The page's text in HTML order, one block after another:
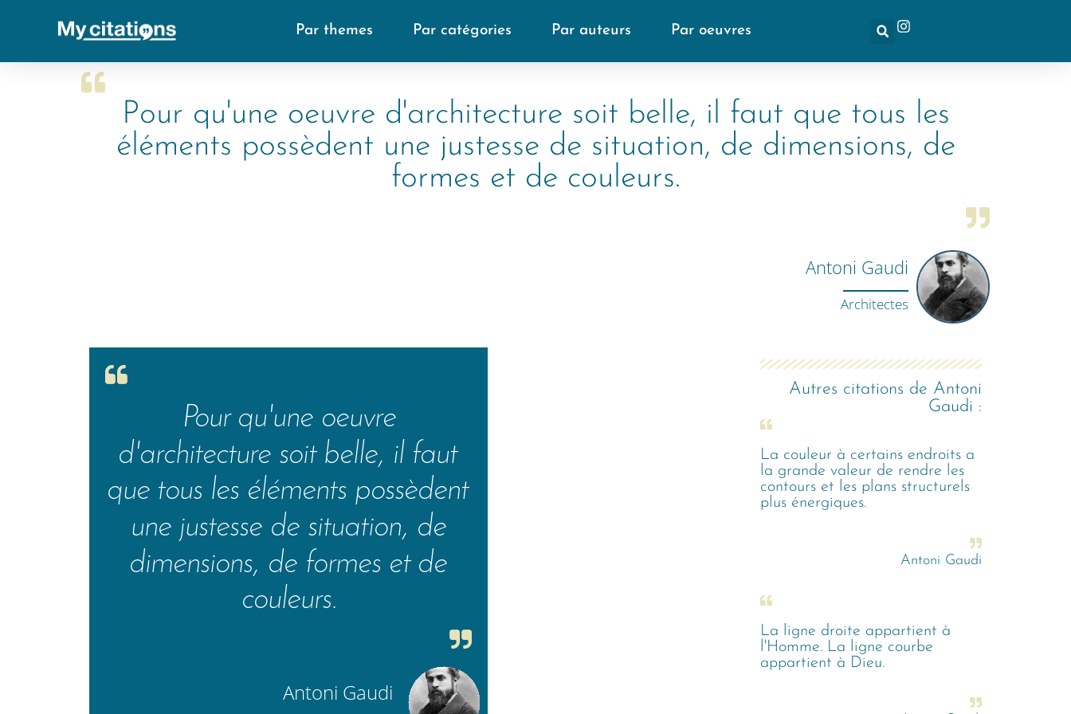
Par themes Par catégories Par auteurs Par oeuvres
Pour qu'une oeuvre d'architecture soit belle, il faut que tous les
éléments possèdent une justesse de situation, de dimensions, de
formes et de couleurs.
Antoni Gaudi
Architectes
Autres citations de Antoni
Gaudi :
La couleur à certains endroits a
la grande valeur de rendre les
contours et les plans structurels
plus énergiques.
Antoni Gaudi
La ligne droite appartient à
l'Homme. La ligne courbe
appartient à Dieu.